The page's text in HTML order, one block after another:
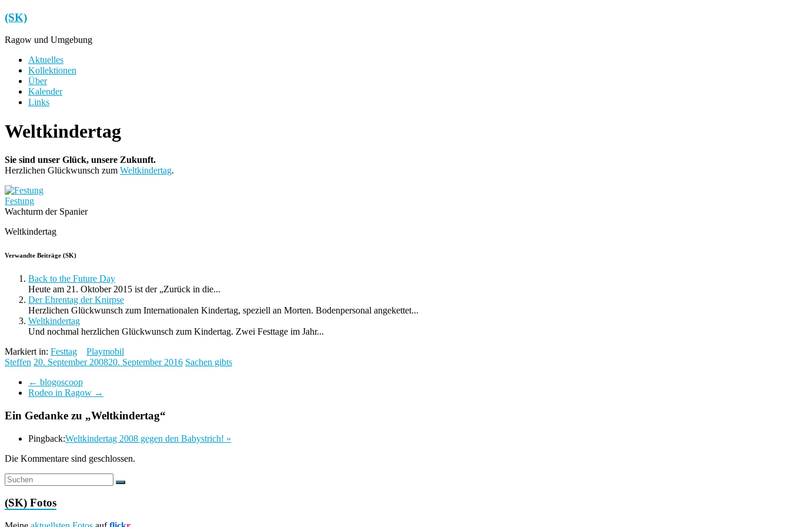
Zum
Inhalt
springen
(SK)
Ragow und Umgebung
Menü
Aktuelles
Kollektionen
Über
Kalender
Links
Weltkindertag
Sie sind unser Glück, unsere Zukunft.
Herzlichen Glückwunsch zum Weltkindertag.
Festung
Wachturm der Spanier
Weltkindertag
Verwandte Beiträge (SK)
Back to the Future Day
Heute am 21. Oktober 2015 ist der „Zurück in die...
Der Ehrentag der Knirpse
Herzlichen Glückwunsch zum Internationalen Kindertag, speziell an Morten. Bodenpersonal angekettet...
Weltkindertag
Und nochmal herzlichen Glückwunsch zum Kindertag. Zwei Festtage im Jahr...
Markiert in: Festtag
Playmobil
Steffen 20. September 200820. September 2016 Sachen gibts
← blogoscoop
Rodeo in Ragow →
Ein Gedanke zu „Weltkindertag“
Pingback:Weltkindertag 2008 gegen den Babystrich! »
Die Kommentare sind geschlossen.
(SK) Fotos